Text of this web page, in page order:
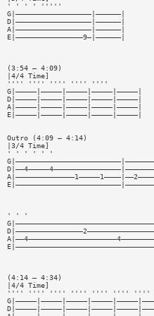
' ' ' ' '''''
G|——————————————————|——————|
D|——————————————————|——————|
A|——————————————————|——————|
E|————————————————9—|——————|
(3:54 — 4:09)
|4/4 Time]
'''' '''' '''' '''' ''''
G|—————|—————|—————|—————|—————|
D|—————|—————|—————|—————|—————|
A|—————|—————|—————|—————|—————|
E|—————|—————|—————|—————|—————|
Outro (4:09 — 4:14)
|3/4 Time]
' ' ' ' ' '
' ' '
(4:14 — 4:34)
|4/4 Time]
'''' '''' '''' '''' '''' '''' ''''